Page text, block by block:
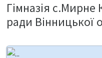
Гімназія с.Мирне
ради Вінницької